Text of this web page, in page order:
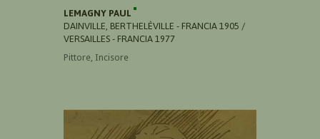
LEMAGNY PAUL
DAINVILLE, BERTHELÈVILLE - FRANCIA 1905 /
VERSAILLES - FRANCIA 1977
Pittore, Incisore